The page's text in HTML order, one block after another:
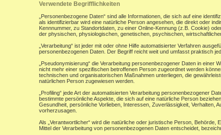
Verwendete Begrifflichkeiten
„Personenbezogene Daten“ sind alle Informationen, die sich auf eine
als identifizierbar wird eine natürliche Person angesehen, die direkt oder
Kennnummer, zu Standortdaten, zu einer Online-Kennung (z.B. Cookie)
der physischen, physiologischen, genetischen, psychischen,
„Verarbeitung“ ist jeder mit oder ohne Hilfe automatisierter Verfahren
personenbezogenen Daten. Der Begriff reicht weit und umfasst praktisch
„Pseudonymisierung“ die Verarbeitung personenbezogener Daten in
nicht mehr einer spezifischen betroffenen Person zugeordnet werden
technischen und organisatorischen Maßnahmen unterliegen, die
natürlichen Person zugewiesen werden.
„Profiling“ jede Art der automatisierten Verarbeitung personenbezogener
bestimmte persönliche Aspekte, die sich auf eine natürliche Person
Gesundheit, persönliche Vorlieben, Interessen, Zuverlässigkeit, Verhalten,
vorherzusagen.
Als „Verantwortlicher“ wird die natürliche oder juristische Person,
Mittel der Verarbeitung von personenbezogenen Daten entscheidet,